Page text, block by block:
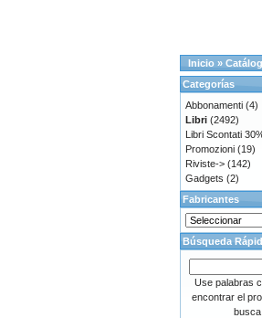
Inicio »
Categorías
Abbonamenti (4)
Libri (2492)
Libri Scontati
Promozioni (19)
Riviste-> (142)
Gadgets (2)
Fabricantes
Búsqueda
Use palabras
encontrar el
busca.